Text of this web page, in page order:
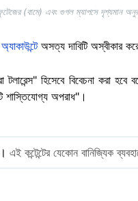
(বামে) এবং গুগল ম্যাপসে দৃশ্যমান
অসত্য দাবিটি অস্বীকার
টলারেন্স" হিসেবে বিবেচনা
শাস্তিযোগ্য অপরাধ"।
এই কন্টেন্টের যেকোন বানিজ্যিক